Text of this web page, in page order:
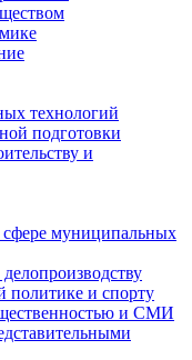
технологий
подготовки
и
муниципальных
политике и спорту
и СМИ